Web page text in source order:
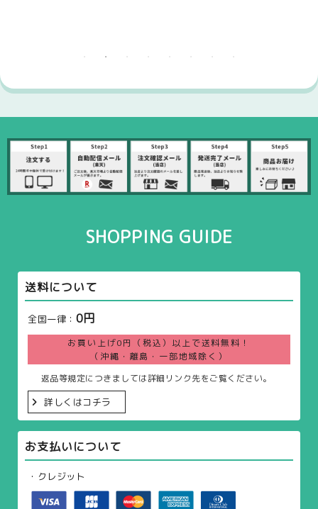
SHOPPING GUIDE
送料について
全国一律： 0円
お買い上げ0円（税込）以上で送料無料！
（沖縄・離島・一部地域除く）
返品等規定につきましては詳細リンク先をご覧ください。
詳しくはコチラ
お支払いについて
・クレジット